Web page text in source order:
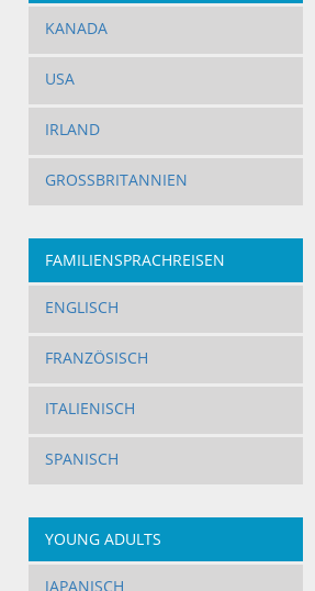
KANADA
USA
IRLAND
GROSSBRITANNIEN
FAMILIENSPRACHREISEN
ENGLISCH
FRANZÖSISCH
ITALIENISCH
SPANISCH
YOUNG ADULTS
JAPANISCH